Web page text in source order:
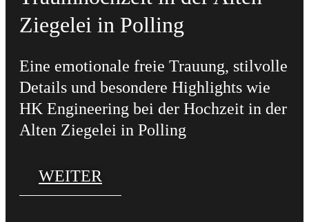
Ziegelei in Polling
Eine emotionale freie Trauung, stilvolle
Details und besondere Highlights wie
HK Engineering bei der Hochzeit in der
Alten Ziegelei in Polling
WEITER